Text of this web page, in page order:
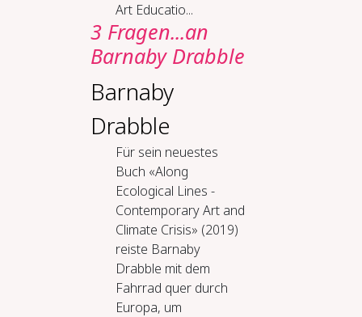
Art Educatio...
3 Fragen...an
Barnaby Drabble
Barnaby
Drabble
Für sein neuestes
Buch «Along
Ecological Lines -
Contemporary Art and
Climate Crisis» (2019)
reiste Barnaby
Drabble mit dem
Fahrrad quer durch
Europa, um